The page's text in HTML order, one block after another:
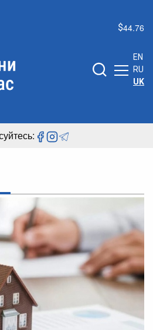
44.76
EN
RU
UK